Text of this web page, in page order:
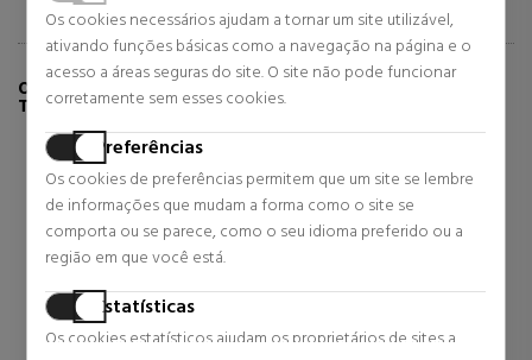
Os cookies necessários ajudam a tornar um site utilizável,
ativando funções básicas como a navegação na página e o
acesso a áreas seguras do site. O site não pode funcionar
corretamente sem esses cookies.
Preferências
Os cookies de preferências permitem que um site se lembre
de informações que mudam a forma como o site se
comporta ou se parece, como o seu idioma preferido ou a
região em que você está.
Estatísticas
Os cookies estatísticos ajudam os proprietários de sites a
OS CLIENTES QUE COMPRARAM ESTE PRODUTO
TAMBÉM COMPRARAM: